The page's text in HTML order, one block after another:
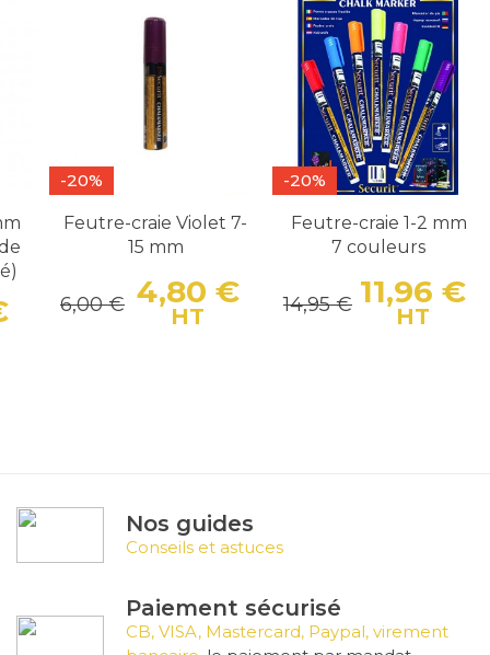
-20%
Feutre-craie Violet 7-
15 mm
4,80 €
HT Prix de base
6,00 €
-20%
Feutre-craie 1-2 mm
7 couleurs
11,96 €
HT
14,95 €
Nos guides
Conseils et astuces
Paiement sécurisé
CB, VISA, Mastercard, Paypal, virement